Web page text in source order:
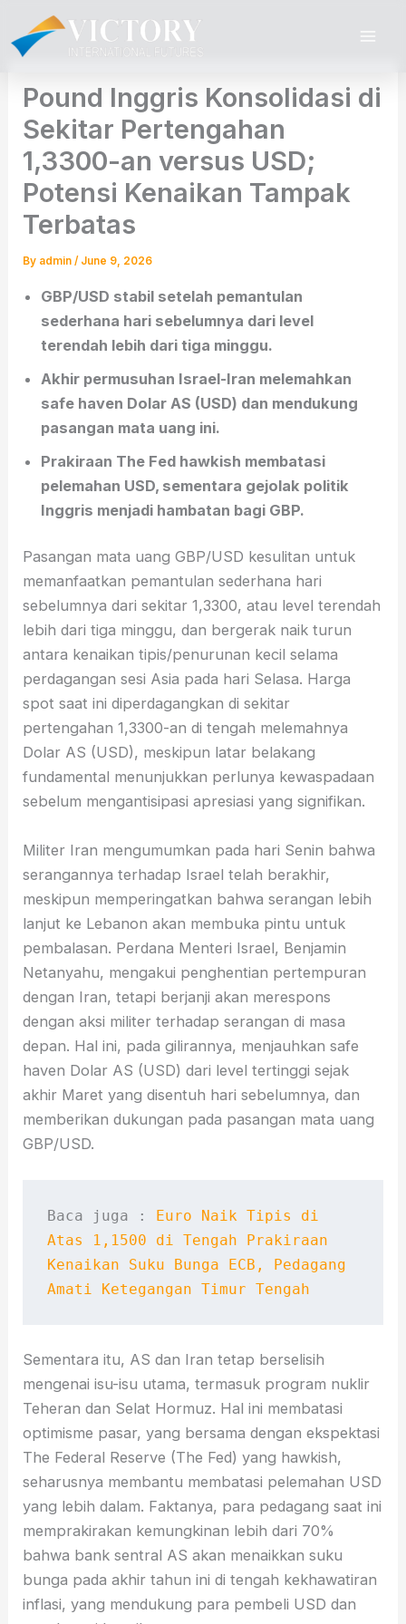
content
Pound Inggris Konsolidasi di
Sekitar Pertengahan
1,3300-an versus USD;
Potensi Kenaikan Tampak
Terbatas
By admin/ June 9, 2026
GBP/USD stabil setelah pemantulan
sederhana hari sebelumnya dari level
terendah lebih dari tiga minggu.
Akhir permusuhan Israel-Iran melemahkan
safe haven Dolar AS (USD) dan mendukung
pasangan mata uang ini.
Prakiraan The Fed hawkish membatasi
pelemahan USD, sementara gejolak politik
Inggris menjadi hambatan bagi GBP.
Pasangan mata uang GBP/USD kesulitan untuk
memanfaatkan pemantulan sederhana hari
sebelumnya dari sekitar 1,3300, atau level terendah
lebih dari tiga minggu, dan bergerak naik turun
antara kenaikan tipis/penurunan kecil selama
perdagangan sesi Asia pada hari Selasa. Harga
spot saat ini diperdagangkan di sekitar
pertengahan 1,3300-an di tengah melemahnya
Dolar AS (USD), meskipun latar belakang
fundamental menunjukkan perlunya kewaspadaan
sebelum mengantisipasi apresiasi yang signifikan.
Militer Iran mengumumkan pada hari Senin bahwa
serangannya terhadap Israel telah berakhir,
meskipun memperingatkan bahwa serangan lebih
lanjut ke Lebanon akan membuka pintu untuk
pembalasan. Perdana Menteri Israel, Benjamin
Netanyahu, mengakui penghentian pertempuran
dengan Iran, tetapi berjanji akan merespons
dengan aksi militer terhadap serangan di masa
depan. Hal ini, pada gilirannya, menjauhkan safe
haven Dolar AS (USD) dari level tertinggi sejak
akhir Maret yang disentuh hari sebelumnya, dan
memberikan dukungan pada pasangan mata uang
GBP/USD.
Baca juga : Euro Naik Tipis di
Atas 1,1500 di Tengah Prakiraan
Kenaikan Suku Bunga ECB, Pedagang
Amati Ketegangan Timur Tengah
Sementara itu, AS dan Iran tetap berselisih
mengenai isu-isu utama, termasuk program nuklir
Teheran dan Selat Hormuz. Hal ini membatasi
optimisme pasar, yang bersama dengan ekspektasi
The Federal Reserve (The Fed) yang hawkish,
seharusnya membantu membatasi pelemahan USD
yang lebih dalam. Faktanya, para pedagang saat ini
memprakirakan kemungkinan lebih dari 70%
bahwa bank sentral AS akan menaikkan suku
bunga pada akhir tahun ini di tengah kekhawatiran
inflasi, yang mendukung para pembeli USD dan